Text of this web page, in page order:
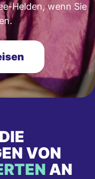
Helden, wenn Sie
VON
AN